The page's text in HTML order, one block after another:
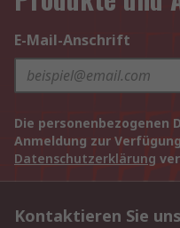
E-Mail-Anschrift
Die personenbezogenen
Anmeldung zur
Datenschutzerklärung
Kontaktieren Sie